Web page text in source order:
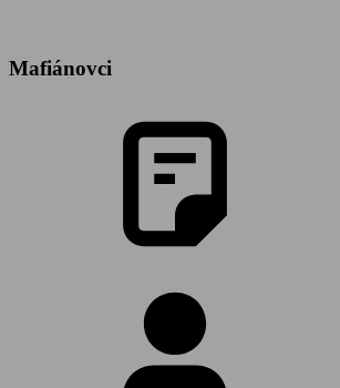
Mafiánovci